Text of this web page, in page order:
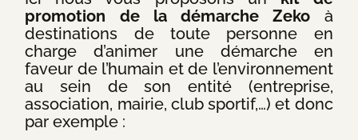
promotion de la démarche Zeko à
destinations de toute personne en
charge d’animer une démarche en
faveur de l’humain et de l’environnement
au sein de son entité (entreprise,
association, mairie, club sportif,…) et donc
par exemple :